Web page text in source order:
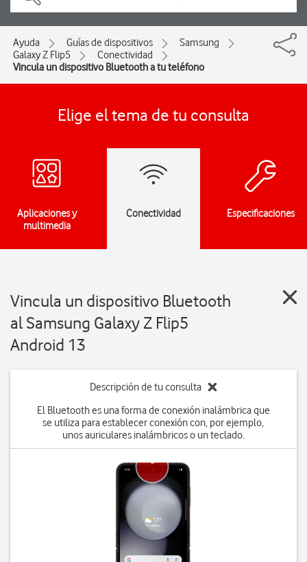
Ayuda Guías de dispositivos
Samsung
Galaxy Z Flip5
Conectividad
Vincula un dispositivo Bluetooth a tu teléfono
Elige el tema de tu consulta
Aplicaciones y
multimedia
Conectividad Especificaciones
Vincula un dispositivo Bluetooth
al Samsung Galaxy Z Flip5
Android 13
Descripción de tu consulta
El Bluetooth es una forma de conexión inalámbrica que
se utiliza para establecer conexión con, por ejemplo,
unos auriculares inalámbricos o un teclado.